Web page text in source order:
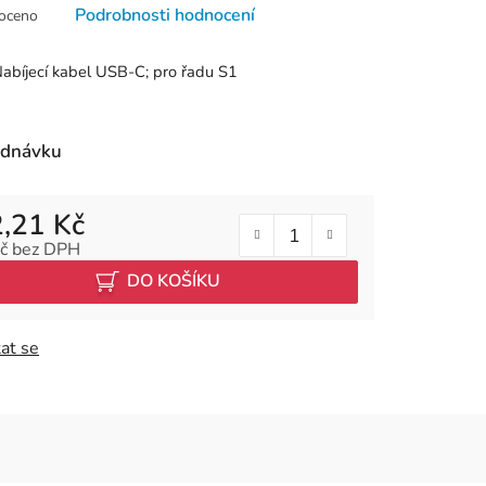
Podrobnosti hodnocení
kabel USB-C; pro řadu S1
Kč
bez DPH
DO KOŠÍKU
se